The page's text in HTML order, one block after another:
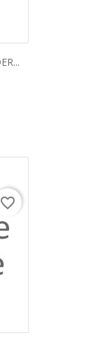
favorite_border